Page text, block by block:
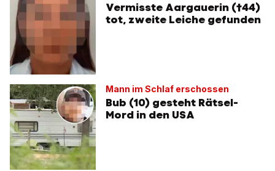
Vermisste Aargauerin (†44)
tot, zweite Leiche gefunden
Mann im Schlaf erschossen
Bub (10) gesteht Rätsel-
Mord in den USA